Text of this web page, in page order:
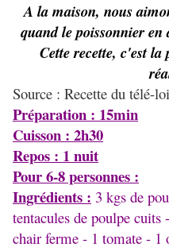
A la maison, nous
quand le poissonnier
Cette recette, c'est
Source : Recette du télé-
Préparation : 15min
Cuisson : 2h30
Repos : 1 nuit
Pour 6-8 personnes :
Ingrédients : 3 kgs de
tentacules de poulpe
chair ferme - 1 tomate - 1